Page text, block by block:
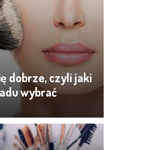
dobrze, czyli jaki
wybrać